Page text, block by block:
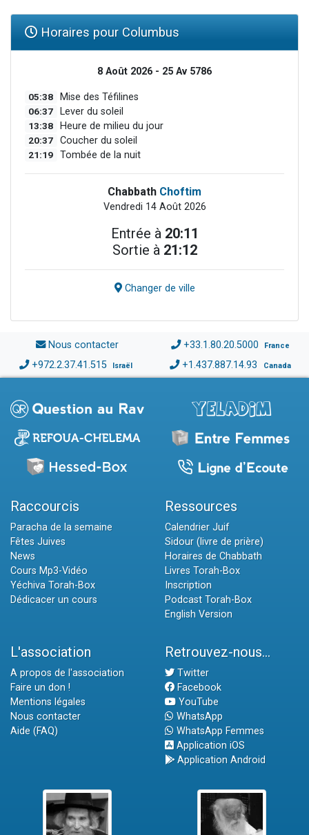
Horaires pour Columbus
8 Août 2026 - 25 Av 5786
05:38 Mise des Téfilines
06:37 Lever du soleil
13:38 Heure de milieu du jour
20:37 Coucher du soleil
21:19 Tombée de la nuit
Chabbath Choftim
Vendredi 14 Août 2026
Entrée à 20:11
Sortie à 21:12
Changer de ville
Nous contacter +33.1.80.20.5000 France
+972.2.37.41.515 Israël +1.437.887.14.93 Canada
Raccourcis
Paracha de la semaine
Fêtes Juives
News
Cours Mp3-Vidéo
Yéchiva Torah-Box
Dédicacer un cours
Ressources
Calendrier Juif
Sidour (livre de prière)
Horaires de Chabbath
Livres Torah-Box
Inscription
Podcast Torah-Box
English Version
L'association
A propos de l'association
Faire un don !
Mentions légales
Nous contacter
Aide (FAQ)
Retrouvez-nous...
Twitter
Facebook
YouTube
WhatsApp
WhatsApp Femmes
Application iOS
Application Android